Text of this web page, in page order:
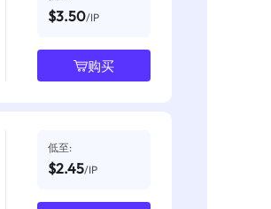
$3.50/IP
购买
低至:
$2.45/IP